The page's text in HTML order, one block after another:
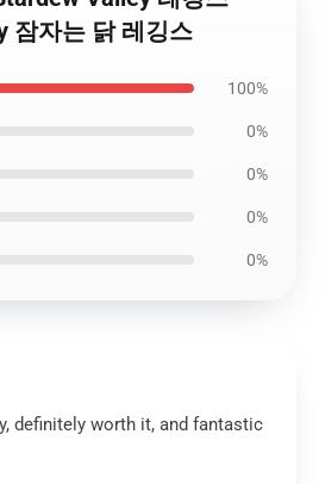
잠자는 닭 레깅스
100%
0%
0%
0%
0%
definitely worth it, and fantastic